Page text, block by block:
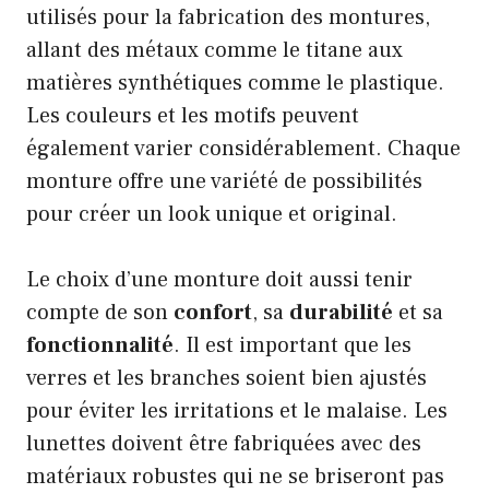
utilisés pour la fabrication des montures,
allant des métaux comme le titane aux
matières synthétiques comme le plastique.
Les couleurs et les motifs peuvent
également varier considérablement. Chaque
monture offre une variété de possibilités
pour créer un look unique et original.
Le choix d’une monture doit aussi tenir
compte de son confort, sa durabilité et sa
fonctionnalité. Il est important que les
verres et les branches soient bien ajustés
pour éviter les irritations et le malaise. Les
lunettes doivent être fabriquées avec des
matériaux robustes qui ne se briseront pas